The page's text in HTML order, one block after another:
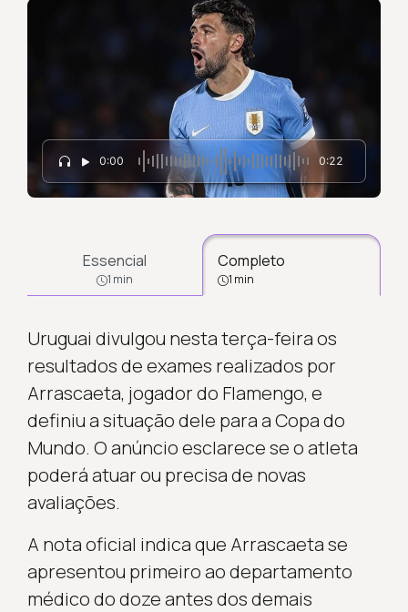
0:00 0:22
Essencial
1 min
Completo
1 min
Uruguai divulgou nesta terça-feira os
resultados de exames realizados por
Arrascaeta, jogador do Flamengo, e
definiu a situação dele para a Copa do
Mundo. O anúncio esclarece se o atleta
poderá atuar ou precisa de novas
avaliações.
A nota oficial indica que Arrascaeta se
apresentou primeiro ao departamento
médico do doze antes dos demais